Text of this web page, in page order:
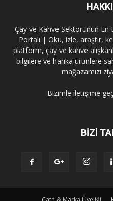
Çay ve Kahve Sektörünün En
Portalı | Oku, izle, araştır,
platform, çay ve kahve
bilgilere ve harika ürünlere
mağazamızı
Bizimle iletişime
BIZI